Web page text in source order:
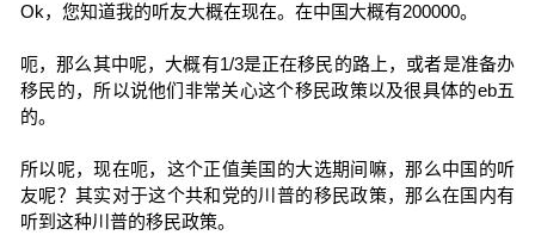
Ok，您知道我的听友大概在现在。在中国大概有200000。
呃，那么其中呢，大概有1/3是正在移民的路上，或者是准备办
移民的，所以说他们非常关心这个移民政策以及很具体的eb五
的。
所以呢，现在呃，这个正值美国的大选期间嘛，那么中国的听
友呢？其实对于这个共和党的川普的移民政策，那么在国内有
听到这种川普的移民政策。